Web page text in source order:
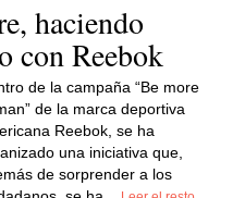
haciendo
con Reebok
de la campaña “Be more
de la marca deportiva
Reebok, se ha
una iniciativa que,
de sorprender a los